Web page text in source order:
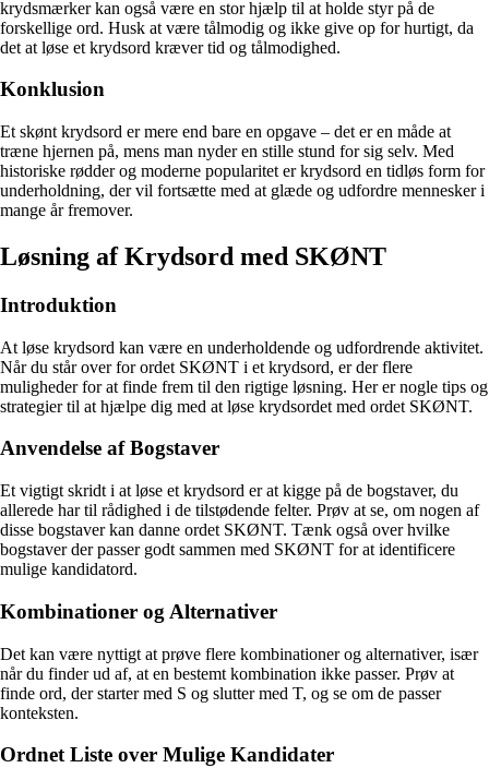
krydsmærker kan også være en stor hjælp til at holde styr på de
forskellige ord. Husk at være tålmodig og ikke give op for hurtigt, da
det at løse et krydsord kræver tid og tålmodighed.
Konklusion
Et skønt krydsord er mere end bare en opgave – det er en måde at
træne hjernen på, mens man nyder en stille stund for sig selv. Med
historiske rødder og moderne popularitet er krydsord en tidløs form for
underholdning, der vil fortsætte med at glæde og udfordre mennesker i
mange år fremover.
Løsning af Krydsord med SKØNT
Introduktion
At løse krydsord kan være en underholdende og udfordrende aktivitet.
Når du står over for ordet SKØNT i et krydsord, er der flere
muligheder for at finde frem til den rigtige løsning. Her er nogle tips og
strategier til at hjælpe dig med at løse krydsordet med ordet SKØNT.
Anvendelse af Bogstaver
Et vigtigt skridt i at løse et krydsord er at kigge på de bogstaver, du
allerede har til rådighed i de tilstødende felter. Prøv at se, om nogen af
disse bogstaver kan danne ordet SKØNT. Tænk også over hvilke
bogstaver der passer godt sammen med SKØNT for at identificere
mulige kandidatord.
Kombinationer og Alternativer
Det kan være nyttigt at prøve flere kombinationer og alternativer, især
når du finder ud af, at en bestemt kombination ikke passer. Prøv at
finde ord, der starter med S og slutter med T, og se om de passer
konteksten.
Ordnet Liste over Mulige Kandidater